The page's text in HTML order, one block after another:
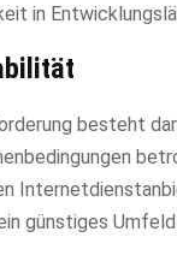
in
besteht
günstiges